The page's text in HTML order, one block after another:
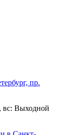
пр.
вс: Выходной